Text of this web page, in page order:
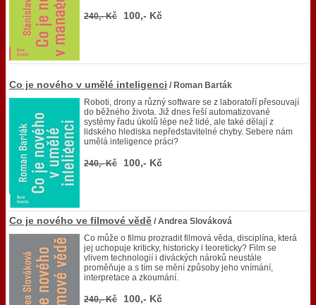
240,- Kč 100,- Kč
Co je nového v umělé inteligenci / Roman Barták
Roboti, drony a různý software se z laboratoří přesouvají
do běžného života. Již dnes řeší automatizované
systémy řadu úkolů lépe než lidé, ale také dělají z
lidského hlediska nepředstavitelné chyby. Sebere nám
umělá inteligence práci?
240,- Kč 100,- Kč
Co je nového ve filmové vědě / Andrea Slováková
Co může o filmu prozradit filmová věda, disciplína, která
jej uchopuje kriticky, historicky i teoreticky? Film se
vlivem technologií i diváckých nároků neustále
proměňuje a s tím se mění způsoby jeho vnímání,
interpretace a zkoumání.
240,- Kč 100,- Kč